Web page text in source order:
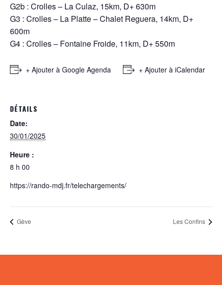
G2b : Crolles – La Culaz, 15km, D+ 630m
G3 : Crolles – La Platte – Chalet Reguera, 14km, D+
600m
G4 : Crolles – Fontaine Froide, 11km, D+ 550m
+ Ajouter à Google Agenda + Ajouter à iCalendar
DÉTAILS
Date:
30/01/2025
Heure :
8 h 00
https://rando-mdj.fr/telechargements/
Gève Les Confins